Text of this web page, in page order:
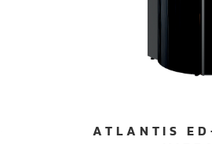
ATLANTIS